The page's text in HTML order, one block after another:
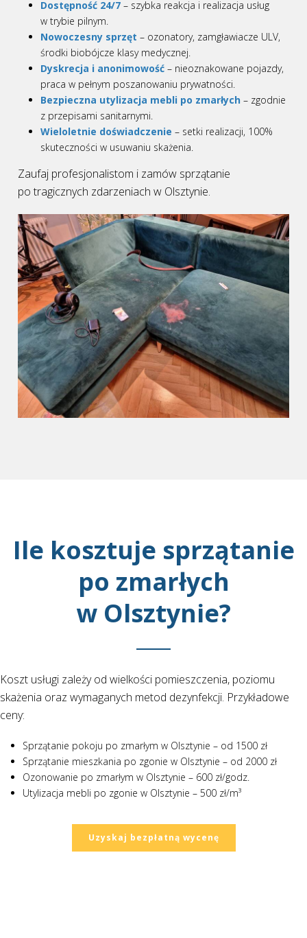
Dostępność 24/7 – szybka reakcja i realizacja usług
w trybie pilnym.
Nowoczesny sprzęt – ozonatory, zamgławiacze ULV,
środki biobójcze klasy medycznej.
Dyskrecja i anonimowość – nieoznakowane pojazdy,
praca w pełnym poszanowaniu prywatności.
Bezpieczna utylizacja mebli po zmarłych – zgodnie
z przepisami sanitarnymi.
Wieloletnie doświadczenie – setki realizacji, 100%
skuteczności w usuwaniu skażenia.
Zaufaj profesjonalistom i zamów sprzątanie
po tragicznych zdarzeniach w Olsztynie.
Ile kosztuje sprzątanie
po zmarłych
w Olsztynie?
Koszt usługi zależy od wielkości pomieszczenia, poziomu
skażenia oraz wymaganych metod dezynfekcji. Przykładowe
ceny:
Sprzątanie pokoju po zmarłym w Olsztynie – od 1500 zł
Sprzątanie mieszkania po zgonie w Olsztynie – od 2000 zł
Ozonowanie po zmarłym w Olsztynie – 600 zł/godz.
Utylizacja mebli po zgonie w Olsztynie – 500 zł/m³
Uzyskaj bezpłatną wycenę